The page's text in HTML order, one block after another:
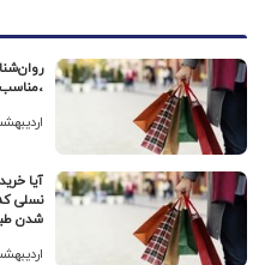
۲۱ اردیبهشت
آیا
نسلی
شدن
۲۱ اردیبهشت